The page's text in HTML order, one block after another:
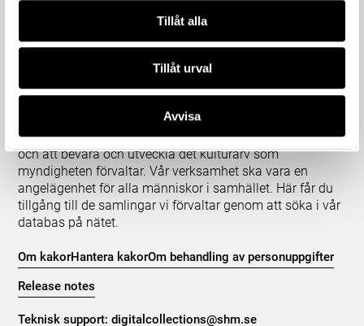
Tillåt alla
Tillåt urval
Avvisa
Om våra samlingar
Statens historiska museer (SHM) har till uppgift att
främja kunskapen om och intresset för Sveriges historia
och att bevara och utveckla det kulturarv som
myndigheten förvaltar. Vår verksamhet ska vara en
angelägenhet för alla människor i samhället. Här får du
tillgång till de samlingar vi förvaltar genom att söka i vår
databas på nätet.
Om kakorHantera kakorOm behandling av personuppgifter
Release notes
Teknisk support:digitalcollections@shm.se